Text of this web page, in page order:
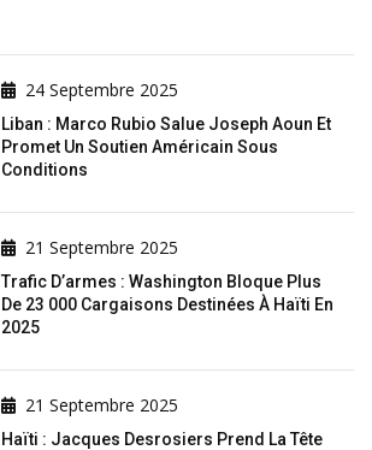
24 Septembre 2025
Liban : Marco Rubio Salue Joseph Aoun Et
Promet Un Soutien Américain Sous
Conditions
21 Septembre 2025
Trafic D’armes : Washington Bloque Plus
De 23 000 Cargaisons Destinées À Haïti En
2025
21 Septembre 2025
Haïti : Jacques Desrosiers Prend La Tête